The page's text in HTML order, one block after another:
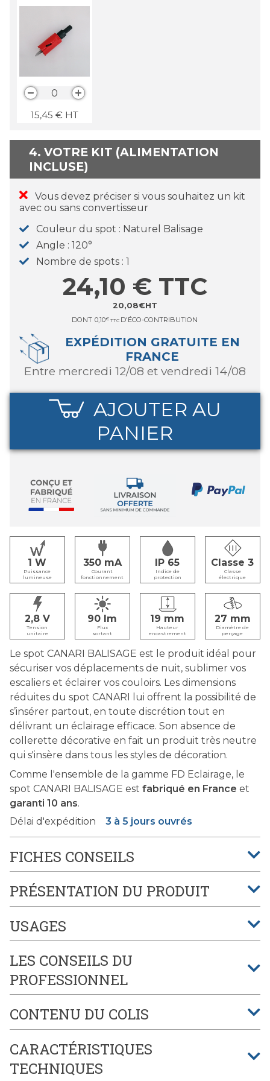
0
15,45 € HT
4. VOTRE KIT (ALIMENTATION
INCLUSE)
Vous devez préciser si vous souhaitez un kit
avec ou sans convertisseur
Couleur du spot
Naturel Balisage
Angle
120°
Nombre de spots 1
20,08€HT
24,10 € TTC
DONT 0,10€ TTC D'ÉCO-CONTRIBUTION
EXPÉDITION GRATUITE EN
FRANCE
entre mercredi 12/08 et vendredi 14/08
AJOUTER AU
PANIER
1
Puissance
lumineuse
350
Courant
fonctionnement
IP 65
Indice de
protection
Classe 3
Classe
électrique
2,8
Tension
unitaire
90
Flux
sortant
19
Hauteur
encastrement
27
Diamètre de
perçage
Le spot CANARI BALISAGE est le produit idéal pour
sécuriser vos déplacements de nuit, sublimer vos
escaliers et éclairer vos couloirs. Les dimensions
réduites du spot CANARI lui offrent la possibilité de
s’insérer partout, en toute discrétion tout en
délivrant un éclairage efficace. Son absence de
collerette décorative en fait un produit très neutre
qui s'insère dans tous les styles de décoration.
Comme l'ensemble de la gamme FD Eclairage, le
spot CANARI BALISAGE est fabriqué en France et
garanti 10 ans.
Délai d'expédition
3 à 5 jours ouvrés
FICHES CONSEILS
PRÉSENTATION DU PRODUIT
USAGES
LES CONSEILS DU
PROFESSIONNEL
CONTENU DU COLIS
CARACTÉRISTIQUES
TECHNIQUES